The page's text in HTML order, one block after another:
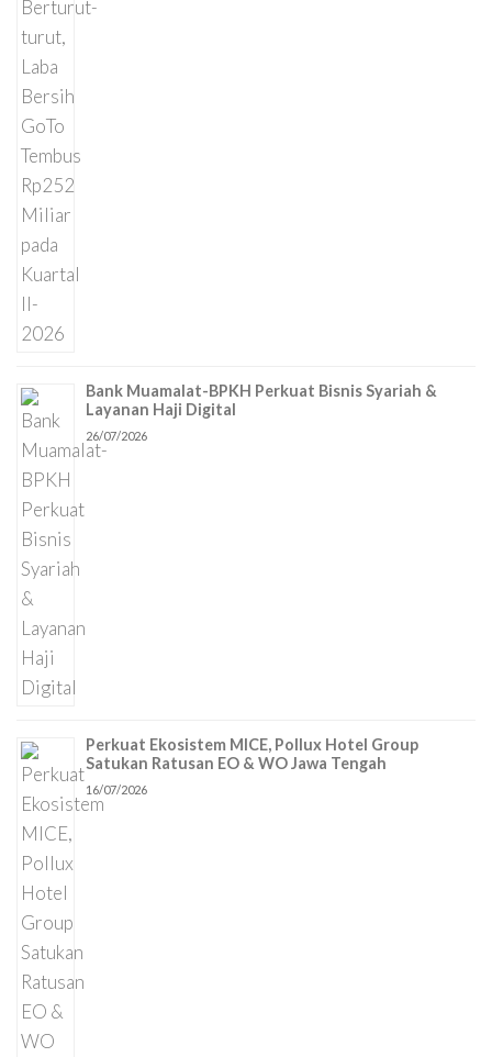
Bank Muamalat-BPKH Perkuat Bisnis Syariah &
Layanan Haji Digital
26/07/2026
Perkuat Ekosistem MICE, Pollux Hotel Group
Satukan Ratusan EO & WO Jawa Tengah
16/07/2026